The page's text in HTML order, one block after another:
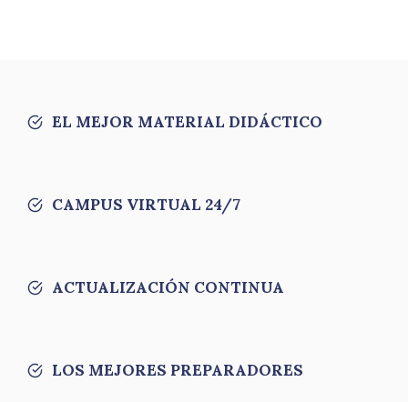
EL MEJOR MATERIAL DIDÁCTICO
CAMPUS VIRTUAL 24/7
ACTUALIZACIÓN CONTINUA
LOS MEJORES PREPARADORES